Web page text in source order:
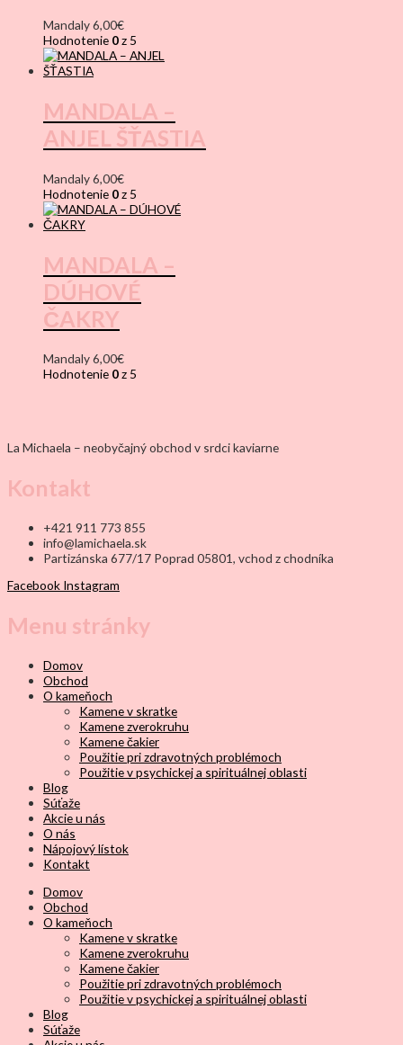
Mandaly6,00€
Hodnotenie 0z 5
MANDALA –
ANJEL ŠŤASTIA
Mandaly6,00€
Hodnotenie 0z 5
MANDALA –
DÚHOVÉ
ČAKRY
Mandaly6,00€
Hodnotenie 0z 5
La Michaela – neobyčajný obchod v srdci kaviarne
Kontakt
+421 911 773 855
info@lamichaela.sk
Partizánska 677/17 Poprad 05801, vchod z chodníka
Facebook Instagram
Menu stránky
Domov
Obchod
O kameňoch
Kamene v skratke
Kamene zverokruhu
Kamene čakier
Použitie pri zdravotných problémoch
Použitie v psychickej a spirituálnej oblasti
Blog
Súťaže
Akcie u nás
O nás
Nápojový lístok
Kontakt
Domov
Obchod
O kameňoch
Kamene v skratke
Kamene zverokruhu
Kamene čakier
Použitie pri zdravotných problémoch
Použitie v psychickej a spirituálnej oblasti
Blog
Súťaže